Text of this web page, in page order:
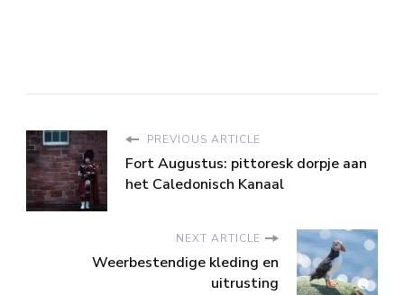
PREVIOUS ARTICLE
Fort Augustus: pittoresk dorpje aan
het Caledonisch Kanaal
NEXT ARTICLE
Weerbestendige kleding en
uitrusting